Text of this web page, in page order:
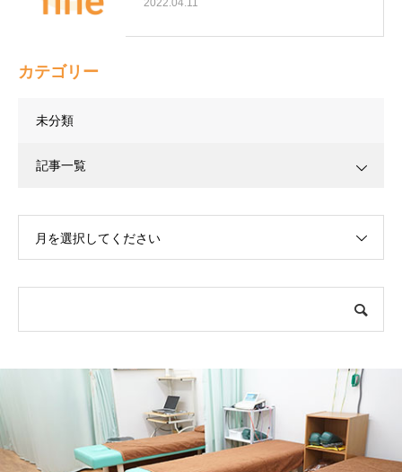
カテゴリー
未分類
記事一覧
月を選択してください